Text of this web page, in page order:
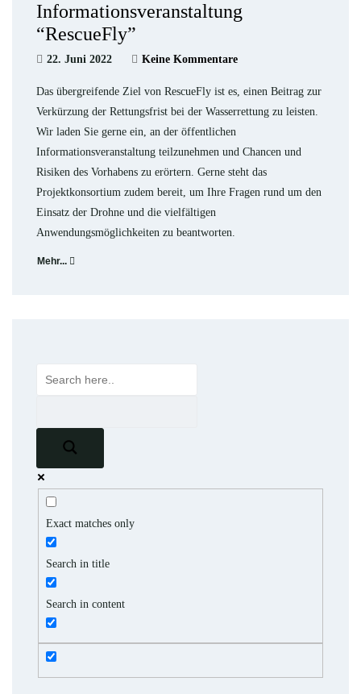
Informationsveranstaltung
“RescueFly”
22. Juni 2022 Keine Kommentare
Das übergreifende Ziel von RescueFly ist es, einen Beitrag zur
Verkürzung der Rettungsfrist bei der Wasserrettung zu leisten.
Wir laden Sie gerne ein, an der öffentlichen
Informationsveranstaltung teilzunehmen und Chancen und
Risiken des Vorhabens zu erörtern. Gerne steht das
Projektkonsortium zudem bereit, um Ihre Fragen rund um den
Einsatz der Drohne und die vielfältigen
Anwendungsmöglichkeiten zu beantworten.
Mehr...
Exact matches only
Search in title
Search in content